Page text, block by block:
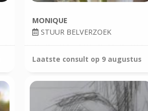
MONIQUE
STUUR BELVERZOEK
Laatste consult op 9 augustus